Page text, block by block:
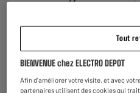
700 watts
Tout
BIENVENUE chez ELECTRO DEPOT
Afin d'améliorer votre visite, et avec
partenaires utilisent des cookies qui